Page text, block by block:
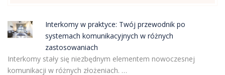
Interkomy w praktyce: Twój przewodnik po
systemach komunikacyjnych w różnych
zastosowaniach
Interkomy stały się niezbędnym elementem nowoczesnej
komunikacji w różnych złożeniach. …